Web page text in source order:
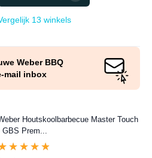
13 winkels
Weber BBQ
mail inbox
Houtskoolbarbecue Master Touch
GBS Prem...